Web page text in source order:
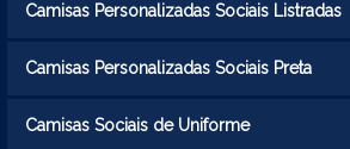
Camisas Personalizadas Sociais Listradas
Camisas Personalizadas Sociais Preta
Camisas Sociais de Uniforme